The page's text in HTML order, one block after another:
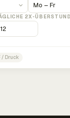
2X-
/ Druck